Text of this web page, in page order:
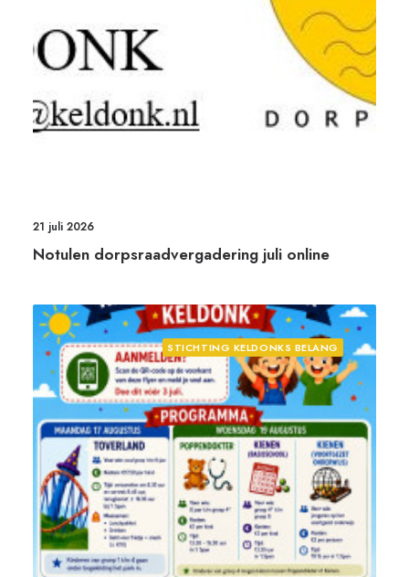
21 juli 2026
Notulen dorpsraadvergadering juli online
STICHTING KELDONKS BELANG